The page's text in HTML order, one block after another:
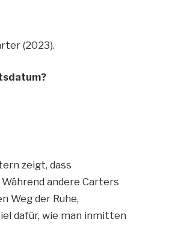
(2023).
zeigt, dass
andere Carters
Weg der Ruhe,
dafür, wie man inmitten